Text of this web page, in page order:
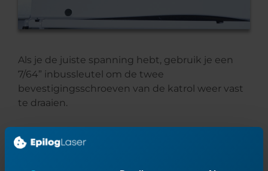
Als je de juiste spanning hebt, gebruik je een
7/64” inbussleutel om de twee
bevestigingsschroeven van de katrol weer vast
te draaien.